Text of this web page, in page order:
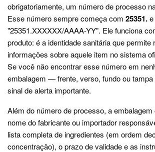
obrigatoriamente, um número de processo
Esse número sempre começa com 25351.
"25351.XXXXXX/AAAA-YY". Ele funciona
produto: é a identidade sanitária que permite
informações sobre aquele item no sistema
Se você não encontrar esse número em
embalagem — frente, verso, fundo ou
sinal de alerta importante.
Além do número de processo, a
nome do fabricante ou importador
lista completa de ingredientes (em ordem
concentração), o prazo de validade e as